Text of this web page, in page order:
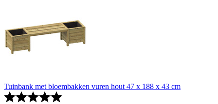
Tuinbank met bloembakken vuren hout 47 x 188 x 43 cm